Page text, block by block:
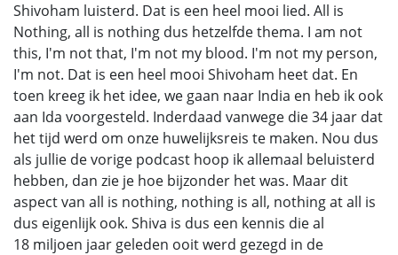
Shivoham luisterd. Dat is een heel mooi lied. All is
Nothing, all is nothing dus hetzelfde thema. I am not
this, I'm not that, I'm not my blood. I'm not my person,
I'm not. Dat is een heel mooi Shivoham heet dat. En
toen kreeg ik het idee, we gaan naar India en heb ik ook
aan Ida voorgesteld. Inderdaad vanwege die 34 jaar dat
het tijd werd om onze huwelijksreis te maken. Nou dus
als jullie de vorige podcast hoop ik allemaal beluisterd
hebben, dan zie je hoe bijzonder het was. Maar dit
aspect van all is nothing, nothing is all, nothing at all is
dus eigenlijk ook. Shiva is dus een kennis die al
18 miljoen jaar geleden ooit werd gezegd in de